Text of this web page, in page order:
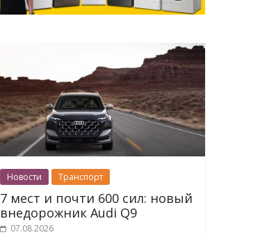
Новости Транспорт
7 мест и почти 600 сил: новый
внедорожник Audi Q9
07.08.2026